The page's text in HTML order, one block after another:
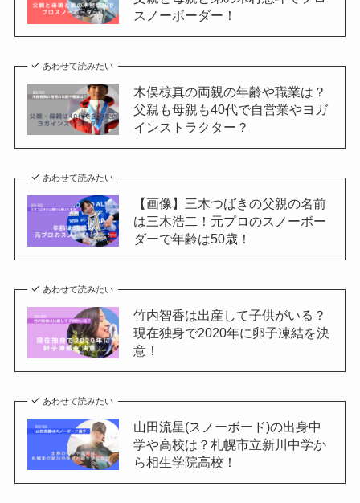
スノーボーダー！
あわせて読みたい
木俣椋真の両親の年齢や職業は？
父親も母親も40代で自営業やヨガ
インストラクター？
あわせて読みたい
【画像】三木つばきの父親の名前
は三木浩二！元プロのスノーボー
ダーで年齢は50歳！
あわせて読みたい
竹内智香は出産して子供がいる？
現在独身で2020年に卵子凍結を決
意！
あわせて読みたい
山田流星(スノーボード)の出身中
学や高校は？札幌市立新川中学か
ら相生学院高校！